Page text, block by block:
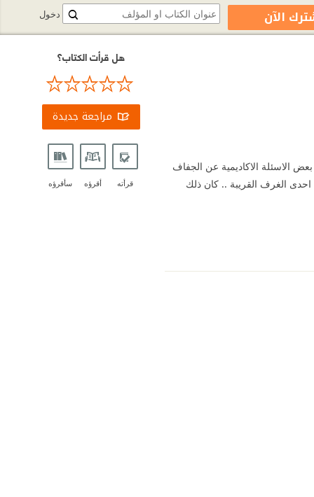
الاسئلة الاكاديمية عن الجفاف
احدى الغرف القريبة .. كان ذلك
هل قرأت الكتاب؟
مراجعة جديدة
قرأته أقرؤه سأقرؤه
دخول الآن